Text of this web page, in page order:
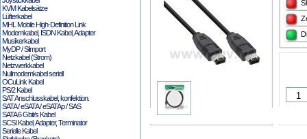
KVM Kabelsätze
Lüfterkabel
MHL Mobile High-Definition Link
Modemkabel, ISDN Kabel, Adapter
Musikerkabel
MyDP / Slimport
Netzkabel (Strom)
Netzwerkkabel
Nullmodemkabel seriell
OCuLink Kabel
PS/2 Kabel
SAT Anschlusskabel, konfektion.
SATA / eSATA / eSATAp / SAS
SATA 6 Gbit/s Kabel
SCSI Kabel, Adapter, Terminator
Serielle Kabel